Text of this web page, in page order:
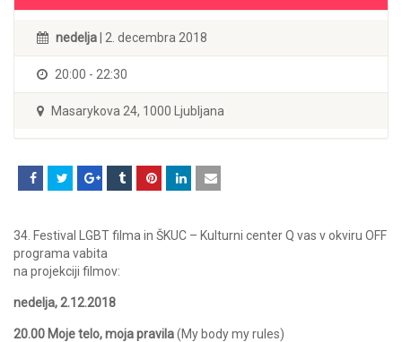
nedelja | 2. decembra 2018
20:00 - 22:30
Masarykova 24, 1000 Ljubljana
34. Festival LGBT filma in ŠKUC – Kulturni center Q vas v okviru OFF
programa vabita
na projekciji filmov:
nedelja, 2.12.2018
20.00 Moje telo, moja pravila(My body my rules)